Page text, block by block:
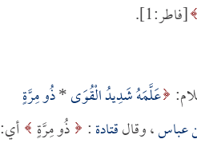
[فاطر:1].
عَلَّمَهُ شَدِيدُ الْقُوَى*ذُو مِرَّةٍ
عباس، وقالقتادة: ذُو مِرَّةٍ أي: